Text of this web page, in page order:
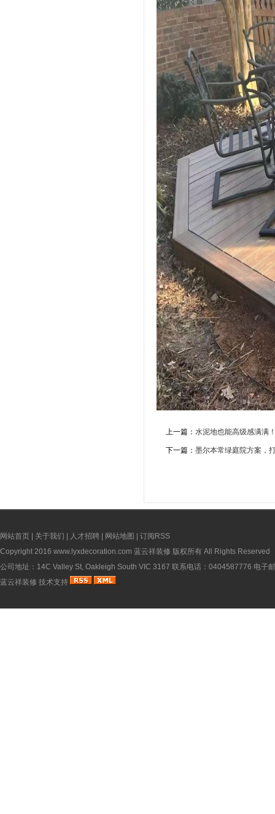
上一篇： 水泥地也能高级感满满
下一篇： 墨尔本常绿庭院方案，
网站首页 关于我们 人才招聘 网站地图
订阅RSS
Copyright 2016 www.lyxdecoration.com 蓝云祥装修 版权所有 All Rights Reserved
公司地址：14C Valley St, Oakleigh South VIC 3167 联系电话：0404587776 电子
蓝云祥装修 技术支持